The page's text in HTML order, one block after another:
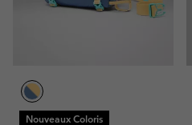
Nouveaux Coloris